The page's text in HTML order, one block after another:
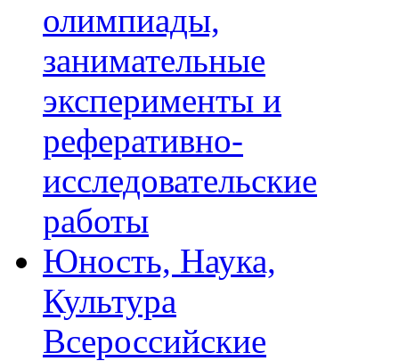
олимпиады,
занимательные
эксперименты и
реферативно-
исследовательские
работы
Юность, Наука,
Культура
Всероссийские